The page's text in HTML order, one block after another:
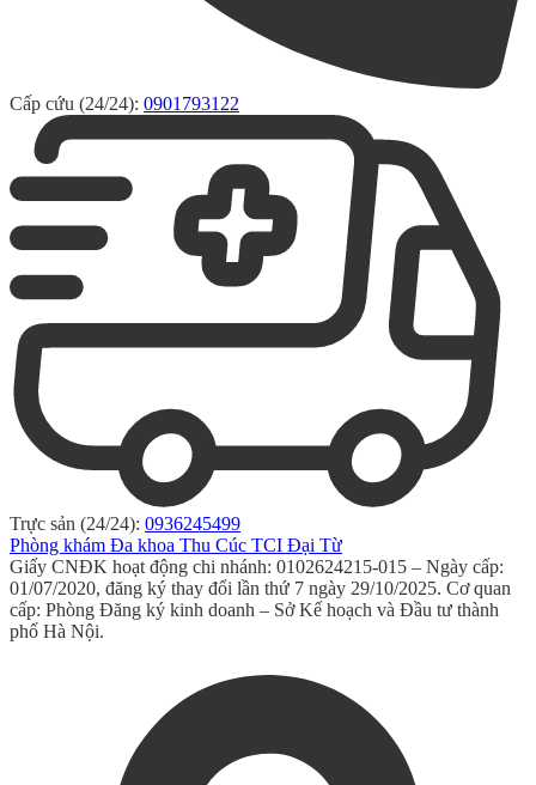
Cấp cứu (24/24): 0901793122
Trực sản (24/24): 0936245499
Phòng khám Đa khoa Thu Cúc TCI Đại Từ
Giấy CNĐK hoạt động chi nhánh: 0102624215-015 – Ngày cấp:
01/07/2020, đăng ký thay đổi lần thứ 7 ngày 29/10/2025. Cơ quan
cấp: Phòng Đăng ký kinh doanh – Sở Kế hoạch và Đầu tư thành
phố Hà Nội.